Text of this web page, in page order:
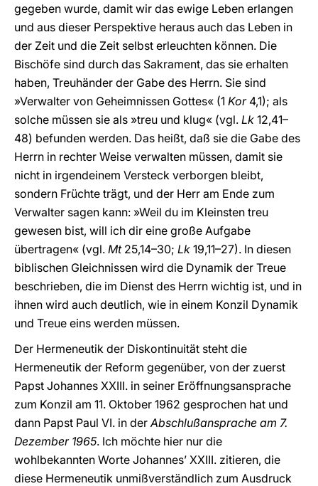
gegeben wurde, damit wir das ewige Leben erlangen
und aus dieser Perspektive heraus auch das Leben in
der Zeit und die Zeit selbst erleuchten können. Die
Bischöfe sind durch das Sakrament, das sie erhalten
haben, Treuhänder der Gabe des Herrn. Sie sind
»Verwalter von Geheimnissen Gottes« (1 Kor4,1); als
solche müssen sie als »treu und klug« (vgl. Lk 12,41–
48) befunden werden. Das heißt, daß sie die Gabe des
Herrn in rechter Weise verwalten müssen, damit sie
nicht in irgendeinem Versteck verborgen bleibt,
sondern Früchte trägt, und der Herr am Ende zum
Verwalter sagen kann: »Weil du im Kleinsten treu
gewesen bist, will ich dir eine große Aufgabe
übertragen« (vgl. Mt25,14–30; Lk 19,11–27). In diesen
biblischen Gleichnissen wird die Dynamik der Treue
beschrieben, die im Dienst des Herrn wichtig ist, und in
ihnen wird auch deutlich, wie in einem Konzil Dynamik
und Treue eins werden müssen.
Der Hermeneutik der Diskontinuität steht die
Hermeneutik der Reform gegenüber, von der zuerst
Papst Johannes XXIII. in seiner Eröffnungsansprache
zum Konzil am 11. Oktober 1962 gesprochen hat und
dann Papst Paul VI. in derAbschlußansprache am 7.
Dezember 1965. Ich möchte hier nur die
wohlbekannten Worte Johannes’ XXIII. zitieren, die
diese Hermeneutik unmißverständlich zum Ausdruck